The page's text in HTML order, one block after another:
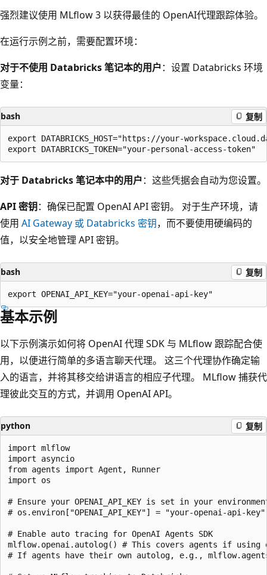
强烈建议使用 MLflow 3 以获得最佳的 OpenAI代理跟踪体验。
在运行示例之前，需要配置环境：
对于不使用 Databricks 笔记本的用户：设置 Databricks 环境
变量：
bash 复制
export DATABRICKS_HOST="https://your-
对于 Databricks 笔记本中的用户：这些凭据会自动为您设置。
API 密钥：确保已配置 OpenAI API 密钥。 对于生产环境，请
使用 AI Gateway 或 Databricks 密钥，而不要使用硬编码的
值，以安全地管理 API 密钥。
bash 复制
基本示例
以下示例演示如何将 OpenAI 代理 SDK 与 MLflow 跟踪配合使
用，以便进行简单的多语言聊天代理。 这三个代理协作确定输
入的语言，并将其移交给讲语言的相应子代理。 MLflow 捕获代
理彼此交互的方式，并调用 OpenAI API。
python 复制
import mlflow
import asyncio
from agents import Agent, Runner
import os
# Ensure your OPENAI_API_KEY is set in your
# os.environ["OPENAI_API_KEY"] = "your-openai-api-
# Enable auto tracing for OpenAI Agents SDK
mlflow.openai.autolog() # This covers agents if using
# If agents have their own autolog, e.g.,